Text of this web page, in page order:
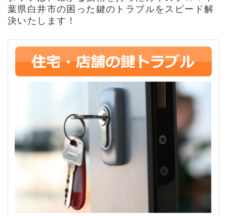
葉県白井市の困った鍵のトラブルをスピード解
決いたします！